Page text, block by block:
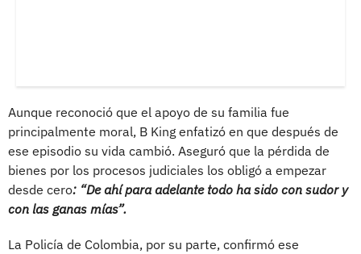
Aunque reconoció que el apoyo de su familia fue
principalmente moral, B King enfatizó en que después de
ese episodio su vida cambió. Aseguró que la pérdida de
bienes por los procesos judiciales los obligó a empezar
desde cero: “De ahí para adelante todo ha sido con sudor y
con las ganas mías”.
La Policía de Colombia, por su parte, confirmó ese